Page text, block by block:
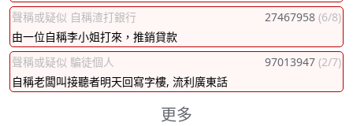
聲稱或疑似 自稱渣打銀行
27467958 (6/8)
由一位自稱李小姐打來，推銷貸款
聲稱或疑似 騙徒個人
97013947 (2/7)
自稱老闆叫接聽者明天回寫字樓, 流利廣東話
更多